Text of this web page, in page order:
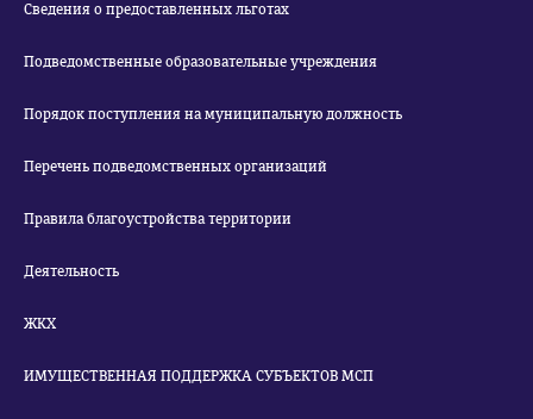
Сведения о предоставленных льготах
Подведомственные образовательные учреждения
Порядок поступления на муниципальную должность
Перечень подведомственных организаций
Правила благоустройства территории
Деятельность
ЖКХ
ИМУЩЕСТВЕННАЯ ПОДДЕРЖКА СУБЪЕКТОВ МСП